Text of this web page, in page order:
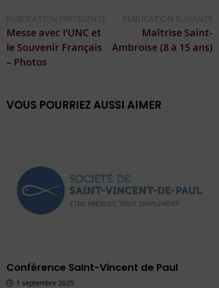
de
l’article
précédente :
Messe avec l’UNC et
le Souvenir Français
– Photos
Maîtrise Saint-
Ambroise (8 à 15 ans)
VOUS POURRIEZ AUSSI AIMER
Conférence Saint-Vincent de Paul
1 septembre 2025